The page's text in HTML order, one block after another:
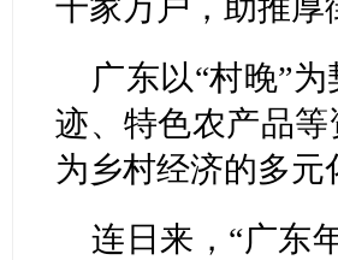
千家万户，助推
广东以“村晚”
迹、特色农产品
为乡村经济的多
连日来，“广东